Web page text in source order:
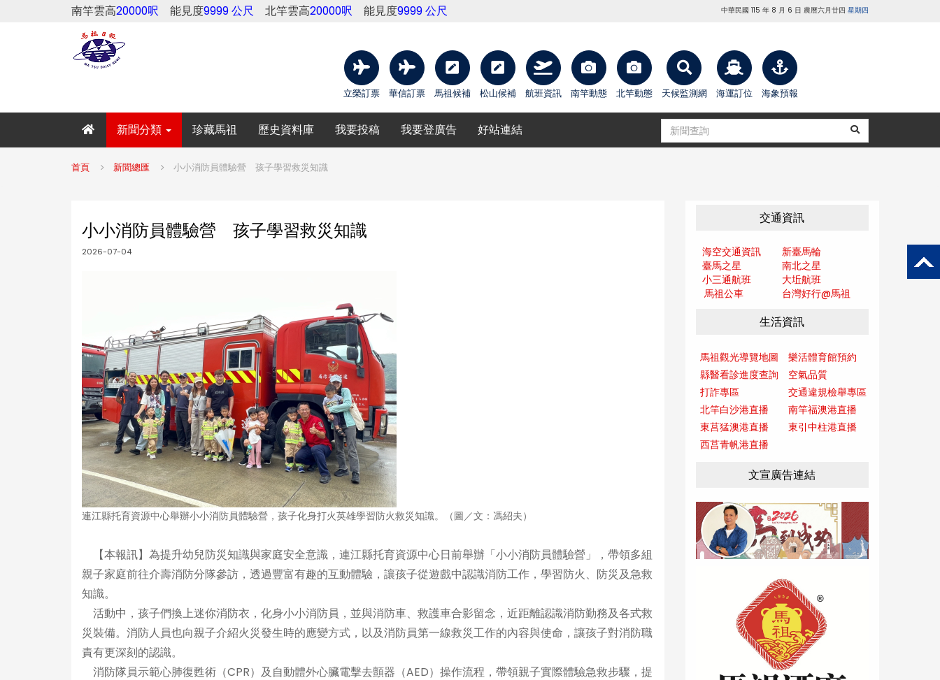
南竿雲高20000呎 能見度9999 公尺 北竿雲高20000呎 能見度9999 公尺 中華民國 115 年 8 月 6 日 農曆六月廿四 星期四
立榮訂票 華信訂票 馬祖候補 松山候補 航班資訊 南竿動態 北竿動態 天候監測網 海運訂位 海象預報
新聞分類 珍藏馬祖 歷史資料庫 我要投稿 我要登廣告 好站連結
首頁 新聞總匯 小小消防員體驗營 孩子學習救災知識
小小消防員體驗營 孩子學習救災知識
2026-07-04
連江縣托育資源中心舉辦小小消防員體驗營，孩子化身打火英雄學習防火救災知識。（圖／文：馮紹夫）
【本報訊】為提升幼兒防災知識與家庭安全意識，連江縣托育資源中心日前舉辦「小小消防員體驗營」，帶領多組
親子家庭前往介壽消防分隊參訪，透過豐富有趣的互動體驗，讓孩子從遊戲中認識消防工作，學習防火、防災及急救
知識。
活動中，孩子們換上迷你消防衣，化身小小消防員，並與消防車、救護車合影留念，近距離認識消防勤務及各式救
災裝備。消防人員也向親子介紹火災發生時的應變方式，以及消防員第一線救災工作的內容與使命，讓孩子對消防職
責有更深刻的認識。
消防隊員示範心肺復甦術（CPR）及自動體外心臟電擊去顫器（AED）操作流程，帶領親子實際體驗急救步驟，提
交通資訊
海空交通資訊
新臺馬輪
臺馬之星
南北之星
小三通航班
大坵航班
馬祖公車
台灣好行@馬祖
生活資訊
馬祖觀光導覽地圖
樂活體育館預約
縣醫看診進度查詢
空氣品質
打詐專區
交通違規檢舉專區
北竿白沙港直播
南竿福澳港直播
東莒猛澳港直播
東引中柱港直播
西莒青帆港直播
文宣廣告連結